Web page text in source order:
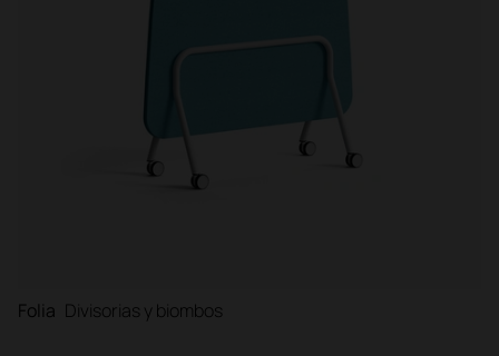
Folia Divisorias y biombos